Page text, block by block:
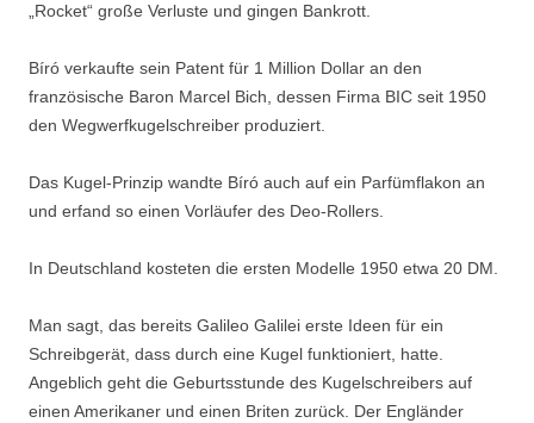
„Rocket“ große Verluste und gingen Bankrott.
Bíró verkaufte sein Patent für 1 Million Dollar an den
französische Baron Marcel Bich, dessen Firma BIC seit 1950
den Wegwerfkugelschreiber produziert.
Das Kugel-Prinzip wandte Bíró auch auf ein Parfümflakon an
und erfand so einen Vorläufer des Deo-Rollers.
In Deutschland kosteten die ersten Modelle 1950 etwa 20 DM.
Man sagt, das bereits Galileo Galilei erste Ideen für ein
Schreibgerät, dass durch eine Kugel funktioniert, hatte.
Angeblich geht die Geburtsstunde des Kugelschreibers auf
einen Amerikaner und einen Briten zurück. Der Engländer